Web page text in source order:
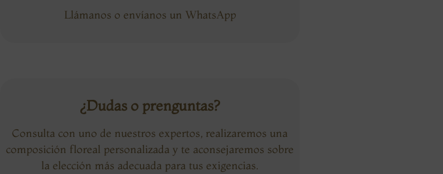
Llámanos o envíanos un WhatsApp
¿Dudas o prenguntas?
Consulta con uno de nuestros expertos, realizaremos una
composición floreal personalizada y te aconsejaremos sobre
la elección más adecuada para tus exigencias.